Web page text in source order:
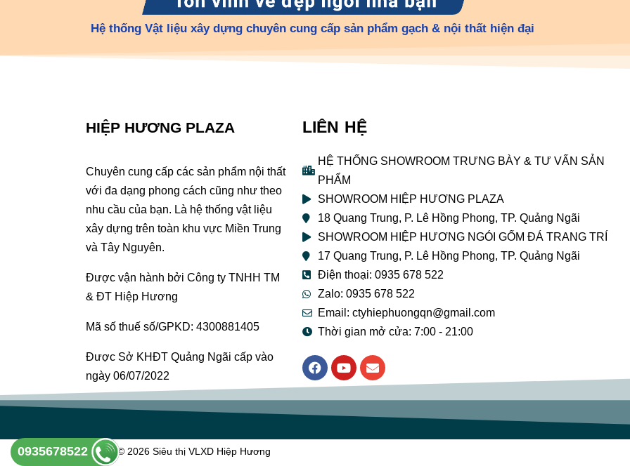
Hệ thống Vật liệu xây dựng chuyên cung cấp sản phẩm gạch & nội thất hiện đại
HIỆP HƯƠNG PLAZA
Chuyên cung cấp các sản phẩm nội thất
với đa dạng phong cách cũng như theo
nhu cầu của bạn. Là hệ thống vật liệu
xây dựng trên toàn khu vực Miền Trung
và Tây Nguyên.
Được vận hành bởi Công ty TNHH TM
& ĐT Hiệp Hương
Mã số thuế số/GPKD: 4300881405
Được Sở KHĐT Quảng Ngãi cấp vào
ngày 06/07/2022
LIÊN HỆ
HỆ THỐNG SHOWROOM TRƯNG BÀY & TƯ VẤN SẢN
PHẨM
SHOWROOM HIỆP HƯƠNG PLAZA
18 Quang Trung, P. Lê Hồng Phong, TP. Quảng Ngãi
SHOWROOM HIỆP HƯƠNG NGÓI GỐM ĐÁ TRANG TRÍ
17 Quang Trung, P. Lê Hồng Phong, TP. Quảng Ngãi
Điện thoại: 0935 678 522
Zalo: 0935 678 522
Email: ctyhiephuongqn@gmail.com
Thời gian mở cửa: 7:00 - 21:00
F
a
c
e
b
o
Y
o
u
t
e
E
n
v
e
p
Copyright © 2026 Siêu thị VLXD Hiệp Hương
0935678522